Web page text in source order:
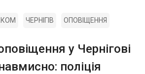
ЧЕРНІГІВ ОПОВІЩЕННЯ
у Чернігові
поліція